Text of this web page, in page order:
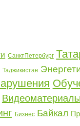
СанктПетербург
Таджикистан
Видеоматериалы
Бизнес Байкал